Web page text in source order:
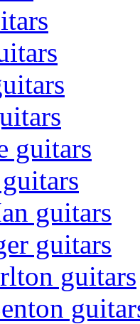
guitars
guitars
guitars
guitars